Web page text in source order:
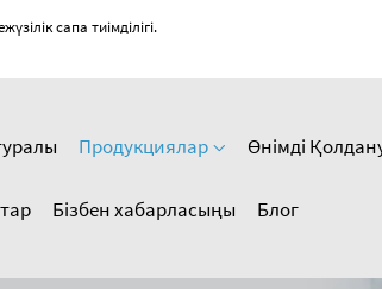
сапа тиімділігі.
Продукциялар Өнімді
Бізбен хабарласыңы Блог